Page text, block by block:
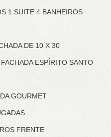
1 SUITE 4 BANHEIROS
DE 10 X 30
ESPÍRITO SANTO
GOURMET
FRENTE